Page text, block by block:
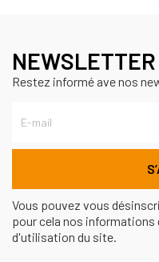
NEWSLETTER
Restez informé ave nos
Vous pouvez vous
pour cela nos
d'utilisation du site.